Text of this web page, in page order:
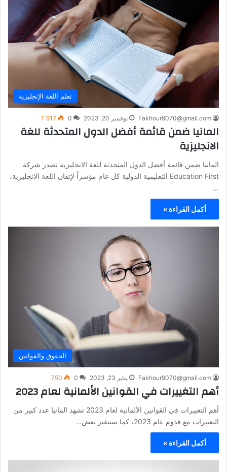
تعلم اللغة الإنجليزية
Fakhour9070@gmail.com نوفمبر 20, 2023 0 1٬817
المانيا ضمن قائمة أفضل الدول المتحدثة للغة
الانجليزية
المانيا ضمن قائمة أفضل الدول المتحدثة للغة الانجليزية تصدر شركة
Education First التعليمية الدولية كل عام مؤشراً لإتقان اللغة الانجليزية،
…
أكمل القراءة »
الحقوق والقوانين
Fakhour9070@gmail.com يناير 23, 2023 0
750
أهم التغييرات في القوانين الألمانية لعام 2023
أهم التغييرات في القوانين الألمانية لعام 2023 تشهد المانيا عدد كبير من
التغييرات مع قدوم عام 2023، كما ستتغير بعض…
أكمل القراءة »